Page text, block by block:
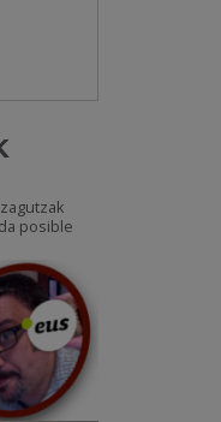
posible